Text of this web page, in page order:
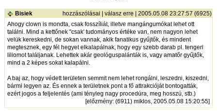
Bisiek hozzászólásai válasz erre | 2005.05.08 23:27:57 (6925)
Ahogy clown is mondta, csak fosszíliát, illetve mangángumókat lehet ott
találni. Mind a kettőnek "csak' tudományos értéke van, nem nagyon lehet
velük kereskedni, de sokan vannak, akik fanatikus gyűjtők, és mindent
megtesznek, egy fél hegyet elkalapálnak, hogy egy szebb darab pl. tengeri
liliomot találjanak. Lehettek akár geológuspalánták is, vagy amatőr gyűjtők,
mind a 2 képes sokat kalapálni.
A baj az, hogy védett területen semmit nem lehet rongálni, leszedni, kiszedni,
bármi legyen az. És ennek a területnek pont a fő attrakcióját bontogatták,
ezért jogos a feljelentés (ami tényleg nagy procedúra, meg hosszú, stb.)
[előzmény: (6911) miklos, 2005.05.08 15:20:55]